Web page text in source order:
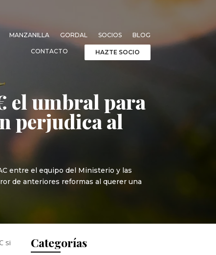
MANZANILLA GORDAL SOCIOS BLOG
CONTACTO HAZTE SOCIO
el umbral para
perjudica al
entre el equipo del Ministerio y las
de anteriores reformas al querer una
si
Categorías